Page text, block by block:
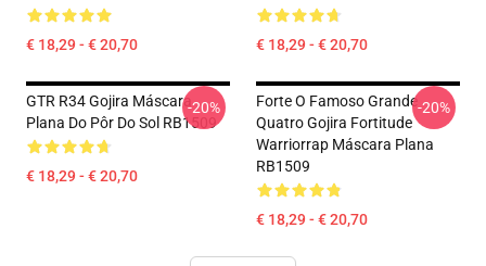
€ 18,29 - € 20,70 € 18,29 - € 20,70
GTR R34 Gojira Máscara
Plana Do Pôr Do Sol RB1509
€ 18,29 - € 20,70
-20%
Forte O Famoso Grande
Quatro Gojira Fortitude
Warriorrap Máscara Plana
RB1509
€ 18,29 - € 20,70
-20%